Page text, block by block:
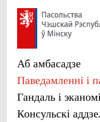
Аб амбасадзе
Паведамленні і
Гандаль і
Консульскі